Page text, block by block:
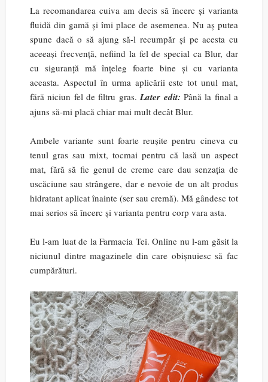
La recomandarea cuiva am decis să încerc și varianta
fluidă din gamă și îmi place de asemenea. Nu aș putea
spune dacă o să ajung să-l recumpăr și pe acesta cu
aceeași frecvență, nefiind la fel de special ca Blur, dar
cu siguranță mă înțeleg foarte bine și cu varianta
aceasta. Aspectul în urma aplicării este tot unul mat,
fără niciun fel de filtru gras.Later edit: Până la final a
ajuns să-mi placă chiar mai mult decât Blur.
Ambele variante sunt foarte reușite pentru cineva cu
tenul gras sau mixt, tocmai pentru că lasă un aspect
mat, fără să fie genul de creme care dau senzația de
uscăciune sau strângere, dar e nevoie de un alt produs
hidratant aplicat înainte (ser sau cremă). Mă gândesc tot
mai serios să încerc și varianta pentru corp vara asta.
Eu l-am luat de la Farmacia Tei. Online nu l-am găsit la
niciunul dintre magazinele din care obișnuiesc să fac
cumpărături.